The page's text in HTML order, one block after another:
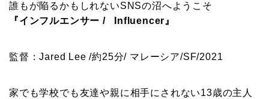
誰もが陥るかもしれないSNSの沼へようこそ
『インフルエンサー / Influencer』
監督：Jared Lee /約25分/ マレーシア/SF/2021
家でも学校でも友達や親に相手にされない13歳の主人